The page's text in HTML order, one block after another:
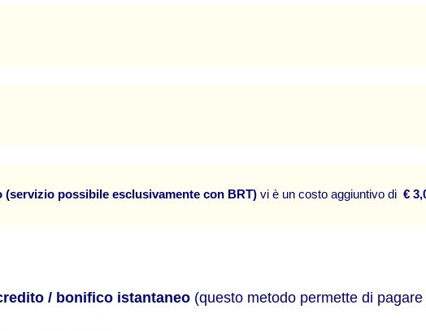
(servizio possibile esclusivamente con BRT) vi è un costo aggiuntivo di €
/ bonifico istantaneo (questo metodo permette di